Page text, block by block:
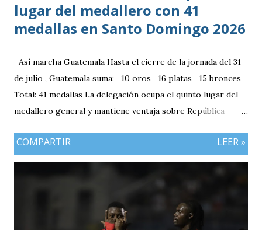
lugar del medallero con 41
medallas en Santo Domingo 2026
Así marcha Guatemala Hasta el cierre de la jornada del 31
de julio , Guatemala suma: 10 oros 16 platas 15 bronces
Total: 41 medallas La delegación ocupa el quinto lugar del
medallero general y mantiene ventaja sobre República
plata, aunque ambos países registran el mismo número de
COMPARTIR LEER »